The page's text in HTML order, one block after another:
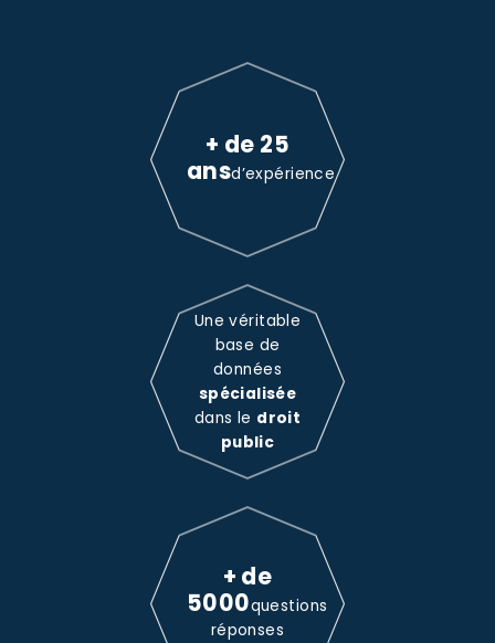
+ de 25
ansd’expérience
Une véritable
base de
données
spécialisée
dans le droit
public
+ de
5000questions
réponses